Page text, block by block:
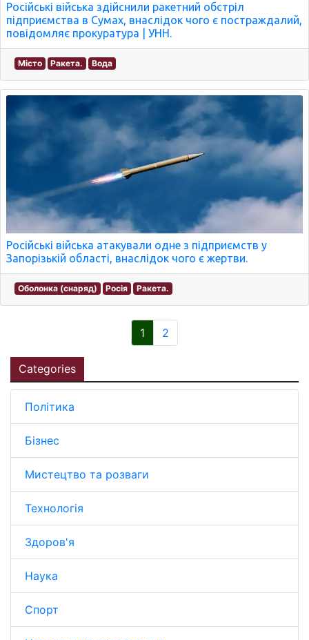
Російські війська здійснили ракетний обстріл
підприємства в Сумах, внаслідок чого є постраждалий,
повідомляє прокуратура | УНН.
Місто Ракета. Вода
Російські війська атакували одне з підприємств у
Запорізькій області, внаслідок чого є жертви.
Оболонка (снаряд) Росія Ракета.
1 2
Categories
Політика
Бізнес
Мистецтво та розваги
Технологія
Здоров'я
Наука
Спорт